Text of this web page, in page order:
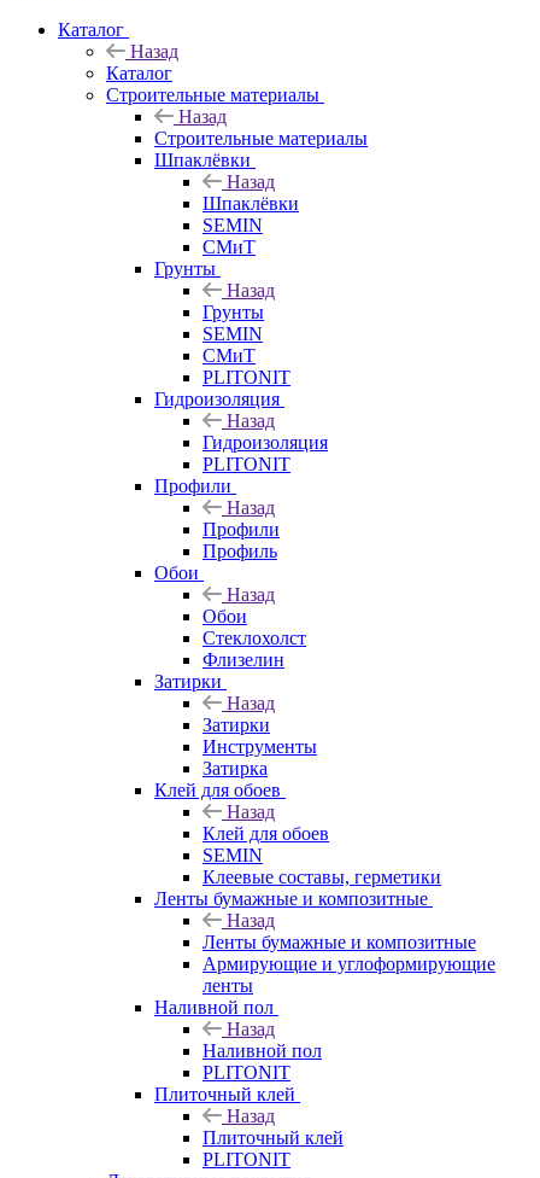
Каталог
Назад
Каталог
Строительные материалы
Назад
Строительные материалы
Шпаклёвки
Назад
Шпаклёвки
SEMIN
СМиТ
Грунты
Назад
Грунты
SEMIN
СМиТ
PLITONIT
Гидроизоляция
Назад
Гидроизоляция
PLITONIT
Профили
Назад
Профили
Профиль
Обои
Назад
Обои
Стеклохолст
Флизелин
Затирки
Назад
Затирки
Инструменты
Затирка
Клей для обоев
Назад
Клей для обоев
SEMIN
Клеевые составы, герметики
Ленты бумажные и композитные
Назад
Ленты бумажные и композитные
Армирующие и углоформирующие
ленты
Наливной пол
Назад
Наливной пол
PLITONIT
Плиточный клей
Назад
Плиточный клей
PLITONIT